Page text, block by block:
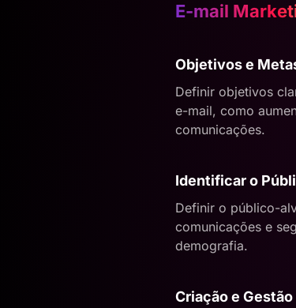
E-mail
Objetivos e
Definir objetivos
e-mail, como
comunicações.
Identificar o
Definir o público-
comunicações e
demografia.
Criação e